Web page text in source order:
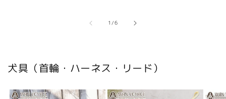
1/の
6
犬具（首輪・ハーネス・リード）